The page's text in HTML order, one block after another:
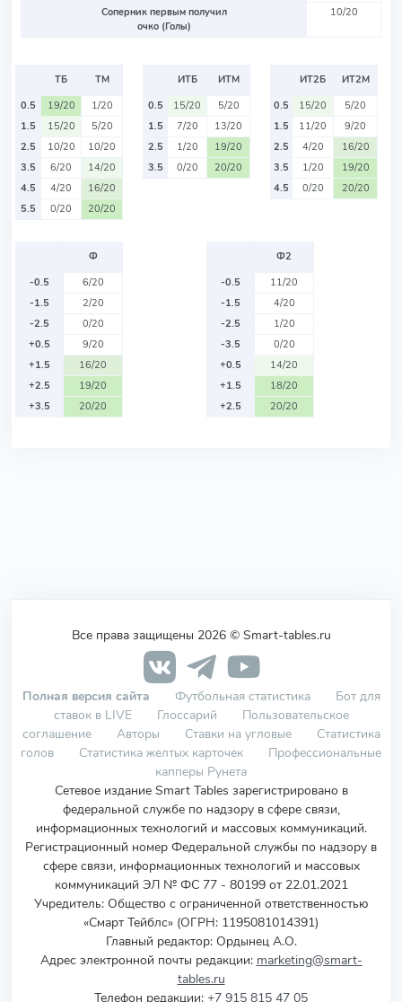
Соперник первым получил
очко (Голы)
10/20
ТБ
ТМ
0.5
19/20
1/20
1.5
15/20
5/20
2.5
10/20
10/20
3.5
6/20
14/20
4.5
4/20
16/20
5.5
0/20 20/20
ИТБ
ИТМ
0.5
15/20
5/20
1.5
7/20
13/20
2.5
1/20
19/20
3.5
0/20 20/20
ИТ2Б
ИТ2М
0.5
15/20
5/20
1.5
11/20
9/20
2.5
4/20
16/20
3.5
1/20
19/20
4.5
0/20 20/20
Ф
-0.5
6/20
-1.5
2/20
-2.5
0/20
+0.5
9/20
+1.5
16/20
+2.5
19/20
+3.5
20/20
Ф2
-0.5
11/20
-1.5
4/20
-2.5
1/20
-3.5
0/20
+0.5
14/20
+1.5
18/20
+2.5
20/20
Все права защищены 2026 © Smart-tables.ru
Полная версия сайта Футбольная статистика
Бот для
ставок в LIVE
Глоссарий
Пользовательское
соглашение
Авторы Ставки на угловые
Статистика
голов
Статистика желтых карточек
Профессиональные
капперы Рунета
Сетевое издание Smart Tables зарегистрировано в
федеральной службе по надзору в сфере связи,
информационных технологий и массовых коммуникаций.
Регистрационный номер Федеральной службы по надзору в
сфере связи, информационных технологий и массовых
коммуникаций ЭЛ № ФС 77 - 80199 от 22.01.2021
Учредитель: Общество с ограниченной ответственностью
«Смарт Тейблс» (ОГРН: 1195081014391)
Главный редактор: Ордынец А.О.
Адрес электронной почты редакции: marketing@smart-
tables.ru
Телефон редакции: +7 915 815 47 05